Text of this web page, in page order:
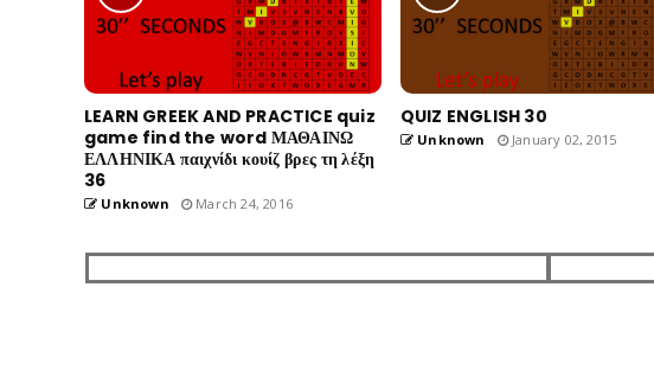
LEARN GREEK AND PRACTICE quiz
game find the word ΜΑΘΑΙΝΩ
ΕΛΛΗΝΙΚΑ παιχνίδι κουίζ βρες τη λέξη
36
Unknown March 24, 2016
QUIZ ENGLISH 30
Unknown January 02, 2015